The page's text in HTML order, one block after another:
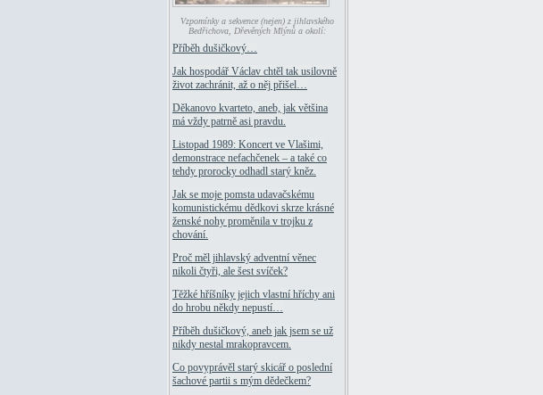
Vzpomínky a sekvence (nejen) z jihlavského
Bedřichova, Dřevěných Mlýnů a okolí:
Příběh dušičkový…
Jak hospodář Václav chtěl tak usilovně
život zachránit, až o něj přišel…
Děkanovo kvarteto, aneb, jak většina
má vždy patrně asi pravdu.
Listopad 1989: Koncert ve Vlašimi,
demonstrace nefachčenek – a také co
tehdy prorocky odhadl starý kněz.
Jak se moje pomsta udavačskému
komunistickému dědkovi skrze krásné
ženské nohy proměnila v trojku z
chování.
Proč měl jihlavský adventní věnec
nikoli čtyři, ale šest svíček?
Těžké hříšníky jejich vlastní hříchy ani
do hrobu někdy nepustí…
Příběh dušičkový, aneb jak jsem se už
nikdy nestal mrakopravcem.
Co povyprávěl starý skicář o poslední
šachové partii s mým dědečkem?